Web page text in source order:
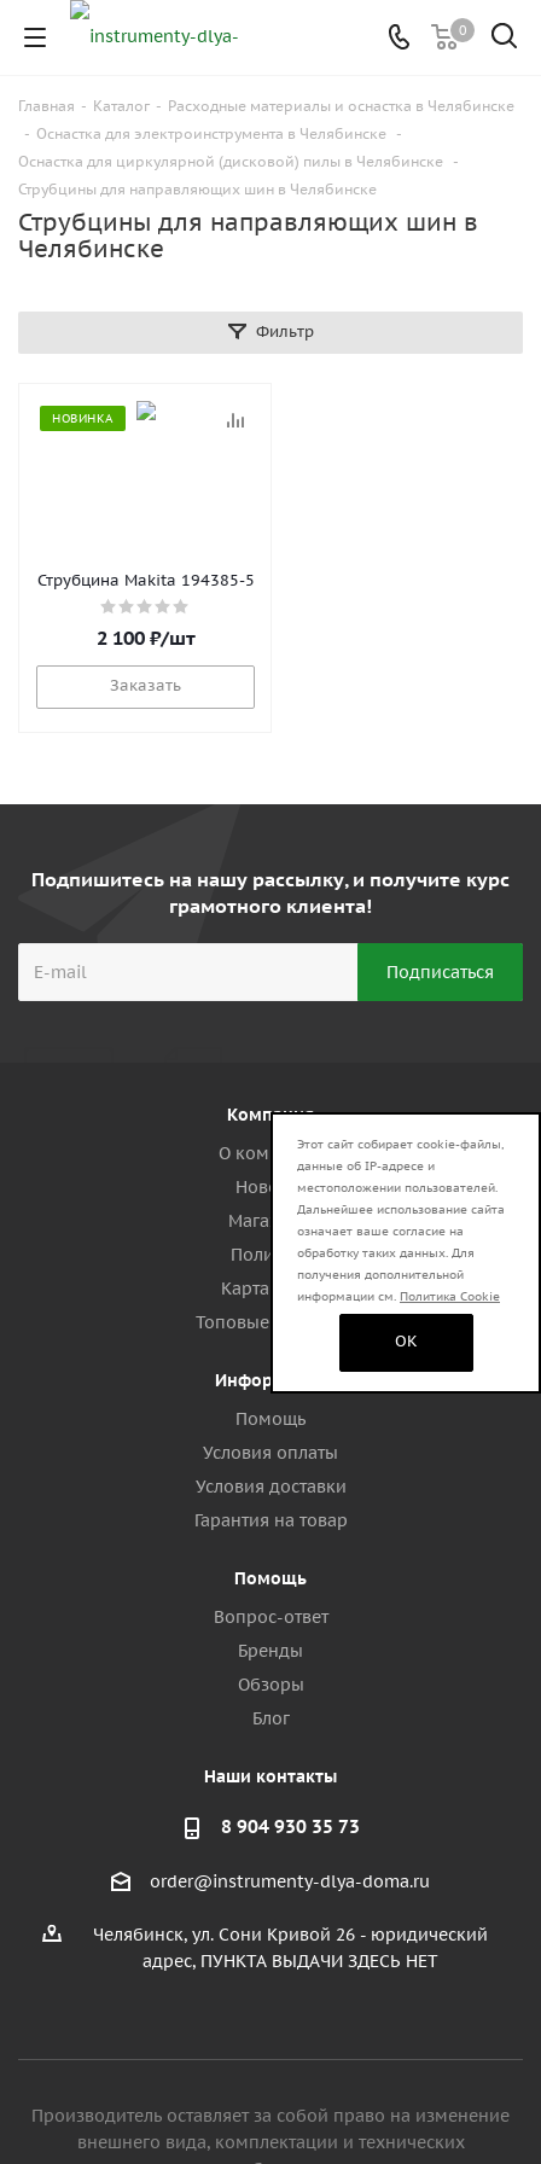
0
Главная - Каталог - Расходные материалы и оснастка в Челябинске
- Оснастка для электроинструмента в Челябинске -
Оснастка для циркулярной (дисковой) пилы в Челябинске -
Струбцины для направляющих шин в Челябинске
Струбцины для направляющих шин в
Челябинске
Фильтр
НОВИНКА
Струбцина Makita 194385-5
2 100₽/шт
Заказать
Подпишитесь на нашу рассылку, и получите курс
грамотного клиента!
Компания
О компании
Новости
Магазины
Политика
Карта сайта
Топовые запросы
Информация
Помощь
Условия оплаты
Условия доставки
Гарантия на товар
Помощь
Вопрос-ответ
Бренды
Обзоры
Блог
Наши контакты
8 904 930 35 73
order@instrumenty-dlya-doma.ru
Челябинск, ул. Сони Кривой 26 - юридический
адрес, ПУНКТА ВЫДАЧИ ЗДЕСЬ НЕТ
Производитель оставляет за собой право на изменение
внешнего вида, комплектации и технических
Этот сайт собирает cookie-файлы,
данные об IP-адресе и
местоположении пользователей.
Дальнейшее использование сайта
означает ваше согласие на
обработку таких данных. Для
получения дополнительной
информации см. Политика Cookie
OK